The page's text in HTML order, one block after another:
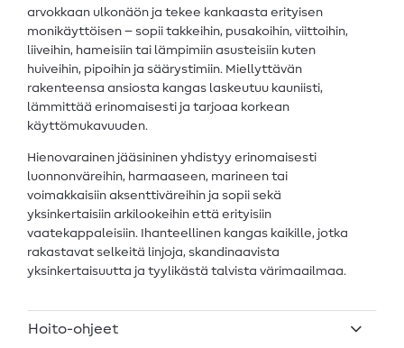
arvokkaan ulkonäön ja tekee kankaasta erityisen
monikäyttöisen – sopii takkeihin, pusakoihin, viittoihin,
liiveihin, hameisiin tai lämpimiin asusteisiin kuten
huiveihin, pipoihin ja säärystimiin. Miellyttävän
rakenteensa ansiosta kangas laskeutuu kauniisti,
lämmittää erinomaisesti ja tarjoaa korkean
käyttömukavuuden.
Hienovarainen jääsininen yhdistyy erinomaisesti
luonnonväreihin, harmaaseen, marineen tai
voimakkaisiin aksenttiväreihin ja sopii sekä
yksinkertaisiin arkilookeihin että erityisiin
vaatekappaleisiin. Ihanteellinen kangas kaikille, jotka
rakastavat selkeitä linjoja, skandinaavista
yksinkertaisuutta ja tyylikästä talvista värimaailmaa.
Hoito-ohjeet